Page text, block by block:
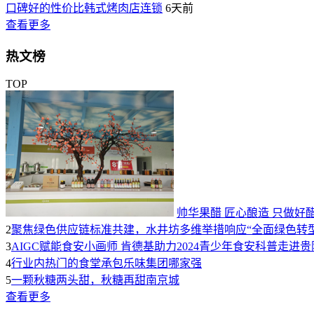
口碑好的性价比韩式烤肉店连锁 6天前
查看更多
热文榜
TOP
帅华果醋 匠心酿造 只做好
2聚焦绿色供应链标准共建，水井坊多维举措响应“全面绿色转
3AIGC赋能食安小画师 肯德基助力2024青少年食安科普走进贵
4行业内热门的食堂承包乐味集团哪家强
5一颗秋糖两头甜，秋糖再甜南京城
查看更多